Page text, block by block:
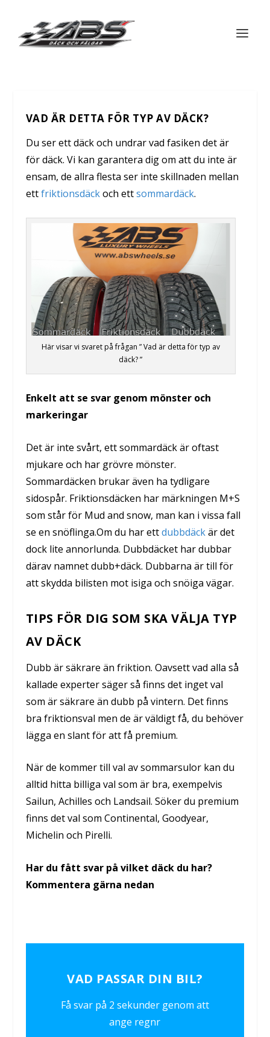
VAD ÄR DETTA FÖR TYP AV DÄCK?
Du ser ett däck och undrar vad fasiken det är
för däck. Vi kan garantera dig om att du inte är
ensam, de allra flesta ser inte skillnaden mellan
ettfriktionsdäckoch ettsommardäck.
Här visar vi svaret på frågan ” Vad är detta för typ av
däck? ”
Enkelt att se svar genom mönster och
markeringar
Det är inte svårt, ett sommardäck är oftast
mjukare och har grövre mönster.
Sommardäcken brukar även ha tydligare
sidospår. Friktionsdäcken har märkningen M+S
som står för Mud and snow, man kan i vissa fall
se en snöflinga.Om du har ettdubbdäckär det
dock lite annorlunda. Dubbdäcket har dubbar
därav namnet dubb+däck. Dubbarna är till för
att skydda bilisten mot isiga och snöiga vägar.
TIPS FÖR DIG SOM SKA VÄLJA TYP
AV DÄCK
Dubb är säkrare än friktion. Oavsett vad alla så
kallade experter säger så finns det inget val
som är säkrare än dubb på vintern. Det finns
bra friktionsval men de är väldigt få, du behöver
lägga en slant för att få premium.
När de kommer till val av sommarsulor kan du
alltid hitta billiga val som är bra, exempelvis
Sailun, Achilles och Landsail. Söker du premium
finns det val som Continental, Goodyear,
Michelin och Pirelli.
Har du fått svar på vilket däck du har?
Kommentera gärna nedan
VAD PASSAR DIN BIL?
Få svar på 2 sekunder genom att
ange regnr